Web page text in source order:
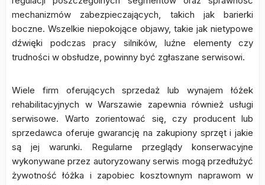
mechanizmów zabezpieczających, takich jak barierki
boczne. Wszelkie niepokojące objawy, takie jak nietypowe
dźwięki podczas pracy silników, luźne elementy czy
trudności w obsłudze, powinny być zgłaszane serwisowi.
Wiele firm oferujących sprzedaż lub wynajem łóżek
rehabilitacyjnych w Warszawie zapewnia również usługi
serwisowe. Warto zorientować się, czy producent lub
sprzedawca oferuje gwarancję na zakupiony sprzęt i jakie
są jej warunki. Regularne przeglądy konserwacyjne
wykonywane przez autoryzowany serwis mogą przedłużyć
żywotność łóżka i zapobiec kosztownym naprawom w